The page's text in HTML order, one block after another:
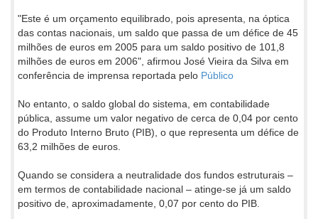
"Este é um orçamento equilibrado, pois apresenta, na óptica
das contas nacionais, um saldo que passa de um défice de 45
milhões de euros em 2005 para um saldo positivo de 101,8
milhões de euros em 2006", afirmou José Vieira da Silva em
conferência de imprensa reportada pelo Público
No entanto, o saldo global do sistema, em contabilidade
pública, assume um valor negativo de cerca de 0,04 por cento
do Produto Interno Bruto (PIB), o que representa um défice de
63,2 milhões de euros.
Quando se considera a neutralidade dos fundos estruturais –
em termos de contabilidade nacional – atinge-se já um saldo
positivo de, aproximadamente, 0,07 por cento do PIB.